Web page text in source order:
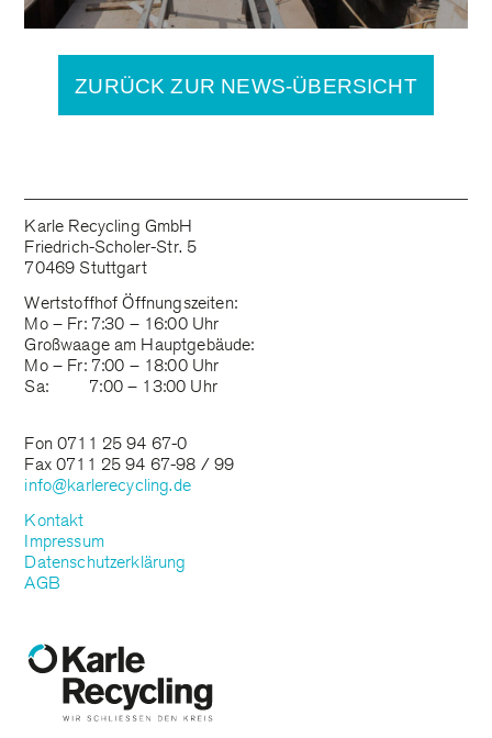
ZURÜCK ZUR NEWS-ÜBERSICHT
Karle Recycling GmbH
Friedrich-Scholer-Str. 5
70469 Stuttgart
Wertstoffhof Öffnungszeiten:
Mo – Fr: 7:30 – 16:00 Uhr
Großwaage am Hauptgebäude:
Mo – Fr: 7:00 – 18:00 Uhr
Sa: 7:00 – 13:00 Uhr
Fon 0711 25 94 67-0
Fax 0711 25 94 67-98 / 99
info@karlerecycling.de
Kontakt
Impressum
Datenschutzerklärung
AGB